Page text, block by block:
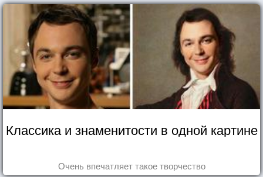
Классика и знаменитости в одной картине
Очень впечатляет такое творчество